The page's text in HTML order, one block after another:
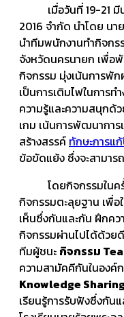
เมื่อวันที่ 19-21 มีน
2016 จำกัด นำโดย น
นำทีมพนักงานทำกิจก
จังหวัดนครนายก เพื่อ
กิจกรรม มุ่งเน้นการพัก
เป็นการเติมไฟในการ
ความรู้และความสนุกด้
เกม เน้นการพัฒนากา
สร้างสรรค์ ทักษะการแ
ข้อขัดแย้ง ซึ่งจะสามาร
โดยกิจกรรมในค
กิจกรรมตะลุยฐาน เพื่อ
เห็นซึ่งกันและกัน ฝึกค
กิจกรรมผ่านไปได้ด้วย
ทีมผู้ชนะ กิจกรรม
ความสามัคคีกันในองค์
Knowledge Sharing
เรียนรู้การรับฟังซึ่งกัน